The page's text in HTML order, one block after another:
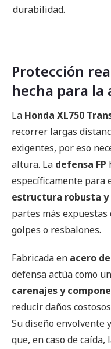
durabilidad.
Protección
hecha para la
La Honda XL750
recorrer largas
exigentes, por eso
altura. La defensa FP
específicamente para
estructura robusta y
partes más expuestas
golpes o resbalones.
Fabricada en acero
defensa actúa como un
carenajes y
reducir daños
Su diseño
que, en caso de